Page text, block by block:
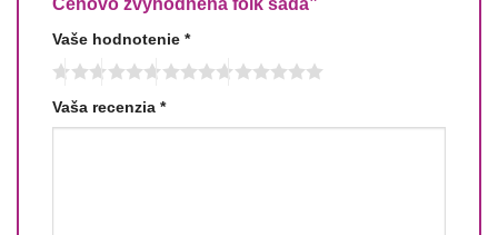
Vaše hodnotenie *
Vaša recenzia *